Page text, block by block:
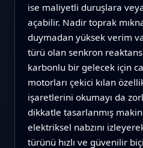
ise maliyetli duruşlara
açabilir. Nadir toprak
duymadan yüksek verim
türü olan senkron
karbonlu bir gelecek için
motorları çekici kılan
işaretlerini okumayı da
dikkatle tasarlanmış
elektriksel nabzını
türünü hızlı ve güvenilir